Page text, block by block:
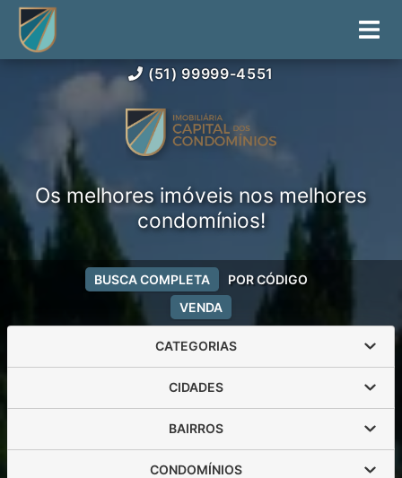
(51) 99999-4551
Os melhores imóveis nos melhores
condomínios!
VENDA
BUSCA COMPLETA POR CÓDIGO
CATEGORIAS
CIDADES
BAIRROS
CONDOMÍNIOS